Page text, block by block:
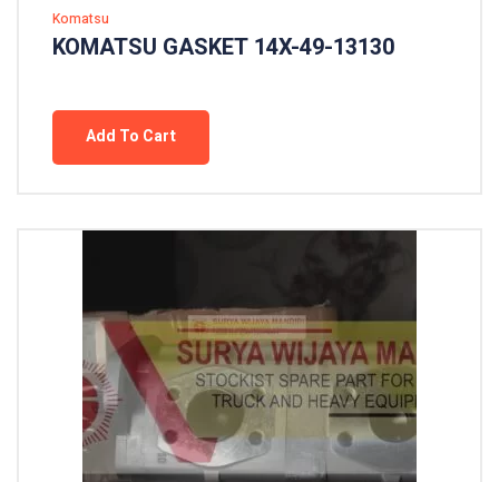
Komatsu
KOMATSU GASKET 14X-49-13130
Add To Cart